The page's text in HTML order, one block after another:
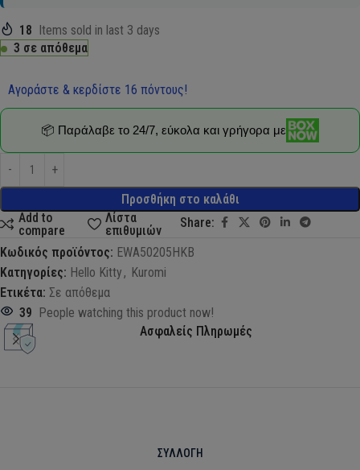
18 Items sold in last 3 days
3 σε απόθεμα
Αγοράστε & κερδίστε 16 πόντους!
Προσθήκη στο καλάθι
📦 Παράλαβε το 24/7, εύκολα και γρήγορα με
Add to
compare
Λίστα
επιθυμιών
Share:
Κωδικός προϊόντος: EWA50205HKB
Κατηγορίες: Hello Kitty , Kuromi
Ετικέτα: Σε απόθεμα
39 People watching this product now!
Ασφαλείς Πληρωμές
ΣΥΛΛΟΓΗ